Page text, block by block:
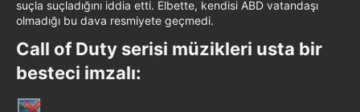
suçla suçladığını iddia etti. Elbette, kendisi ABD vatandaşı
olmadığı bu dava resmiyete geçmedi.
Call of Duty serisi müzikleri usta bir
besteci imzalı:​